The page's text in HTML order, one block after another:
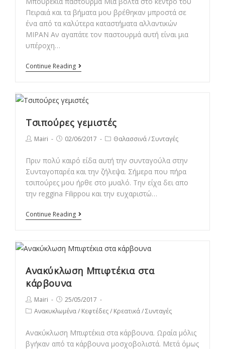
Πειραιά και τα βήματα μου βρέθηκαν μπροστά σε
ένα από τα καλύτερα καταστήματα αλλαντικών
ΜΙΡΑΝ Αν αγαπάτε τον παστουρμά αυτή είναι μια
υπέροχη…
Continue Reading Μπουρέκια
Τσιπούρες γεμιστές
PostMairi
Post02/06/2017
PostΘαλασσινά/Συνταγές
Πριν πολύ καιρό είδα αυτή την συνταγούλα στην
Συνταγοπαρέα και την ζήλεψα. Σήμερα που πήρα
τσιπούρες μου ήρθε στο μυαλό. Την είχα δει απο
την reggina Filippou και την ευχαριστώ…
Continue Reading Τσιπούρες
Ανακύκλωση Μπιφτέκια στα
κάρβουνα
Post
author:
Mairi
Post
published:
25/05/2017
PostΑνακυκλωμένα/ Κεφτέδες/ Κρεατικά/Συνταγές
Ανακύκλωση Μπιφτέκια στα κάρβουνα. Ωραία μόλις
βγήκαν από τα κάρβουνα μοσχοβολιστά. Μετά όμως